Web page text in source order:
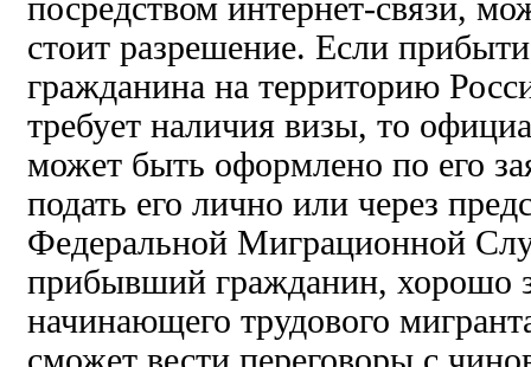
посредством интернет-связи,
стоит разрешение. Если
гражданина на территорию
требует наличия визы, то
может быть оформлено по его
подать его лично или через
Федеральной Миграционной
прибывший гражданин, хорошо
начинающего трудового